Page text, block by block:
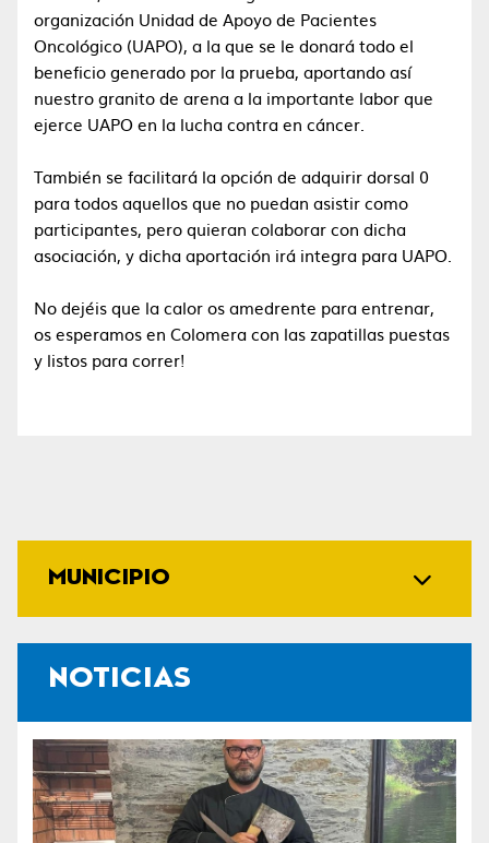
MUNICIPIO
NOTICIAS
organización Unidad de Apoyo de Pacientes
Oncológico (UAPO), a la que se le donará todo el
beneficio generado por la prueba, aportando así
nuestro granito de arena a la importante labor que
ejerce UAPO en la lucha contra en cáncer.
También se facilitará la opción de adquirir dorsal 0
para todos aquellos que no puedan asistir como
participantes, pero quieran colaborar con dicha
asociación, y dicha aportación irá integra para UAPO.
No dejéis que la calor os amedrente para entrenar,
os esperamos en Colomera con las zapatillas puestas
y listos para correr!